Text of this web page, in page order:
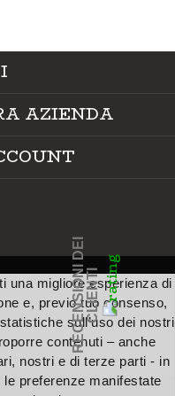
una migliore esperienza di
e, previo tuo consenso,
sull’uso dei nostri
contenuti – anche
nostri e di terze parti - in
le preferenze manifestate
AZIENDA
R
E
C
E
N
S
I
ON
I
D
E
I
C
L
I
E
N
TI